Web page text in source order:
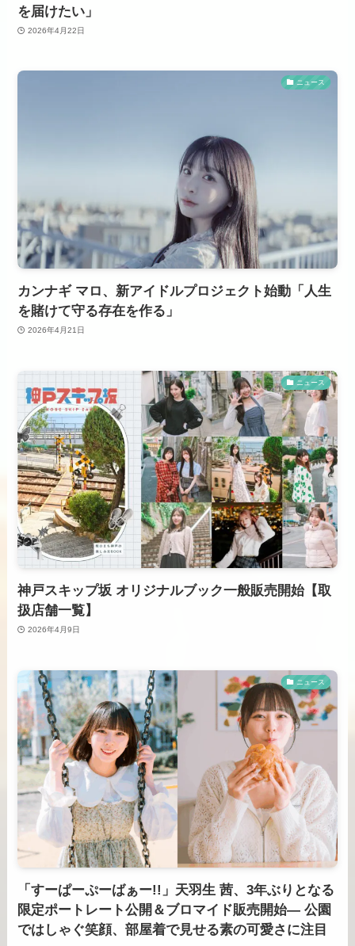
を届けたい」
2026年4月22日
ニュース
カンナギ マロ、新アイドルプロジェクト始動「人生
を賭けて守る存在を作る」
2026年4月21日
ニュース
神戸スキップ坂 オリジナルブック一般販売開始【取
扱店舗一覧】
2026年4月9日
ニュース
「すーぱーぷーばぁー!!」天羽生 茜、3年ぶりとなる
限定ポートレート公開＆ブロマイド販売開始― 公園
ではしゃぐ笑顔、部屋着で見せる素の可愛さに注目